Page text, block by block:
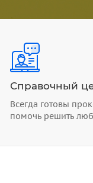
Справочный
Всегда готовы
помочь решить